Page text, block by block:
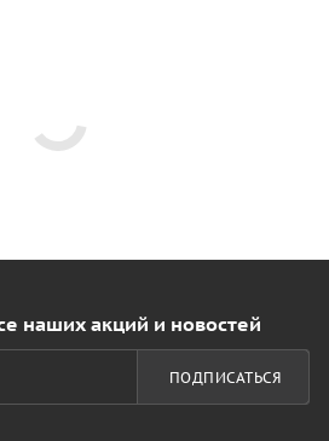
наших акций и новостей
ПОДПИСАТЬСЯ